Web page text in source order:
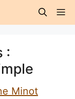
:
Minot